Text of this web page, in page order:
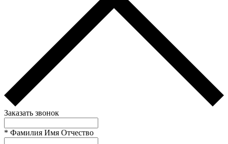
Заказать звонок
* Фамилия Имя Отчество